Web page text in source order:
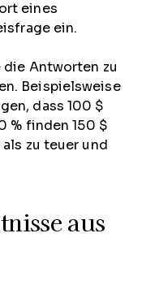
eines
ein.
die Antworten zu
Beispielsweise
dass 100 $
% finden 150 $
als zu teuer und
aus